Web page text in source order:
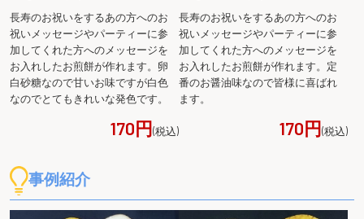
寿）のテーマカラーは紫になります。
★ 喜寿（きじゅ） 77歳
77歳を迎えた方の長寿のお祝い。喜寿とは漢字の
「喜」を草書体で書いたときの「㐂」が七十七と読
めることから77歳を迎える方の長寿のお祝いのこと
は紫になります。
長寿のお祝いをするあの方へのお
祝いメッセージやパーティーに参
加してくれた方へのメッセージを
お入れしたお煎餅が作れます。卵
白砂糖なので甘いお味ですが白色
なのでとてもきれいな発色です。
170円(税込)
長寿のお祝いをするあの方へのお
祝いメッセージやパーティーに参
加してくれた方へのメッセージを
お入れしたお煎餅が作れます。定
番のお醤油味なので皆様に喜ばれ
ます。
170円(税込)
事例紹介